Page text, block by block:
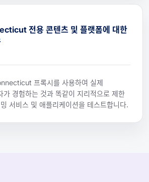
전용 콘텐츠 및 플랫폼에 대한
프록시를 사용하여 실제
경험하는 것과 똑같이 지리적으로 제한
서비스 및 애플리케이션을 테스트합니다.